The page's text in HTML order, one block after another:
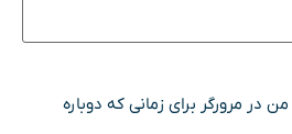
در مرورگر برای زمانی که دوباره